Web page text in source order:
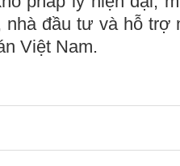
nhà đầu tư và hỗ trợ
Việt Nam.